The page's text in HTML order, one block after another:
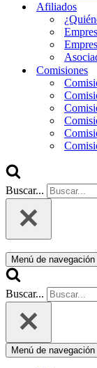
Afiliados
Comisiones
Buscar...
Menú de navegación
Buscar...
Menú de navegación